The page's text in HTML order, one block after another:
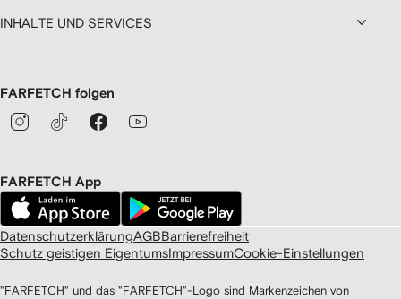
INHALTE UND SERVICES
FARFETCH folgen
FARFETCH App
DatenschutzerklärungAGBBarrierefreiheit
Schutz geistigen EigentumsImpressumCookie-Einstellungen
"FARFETCH" und das "FARFETCH"-Logo sind Markenzeichen von